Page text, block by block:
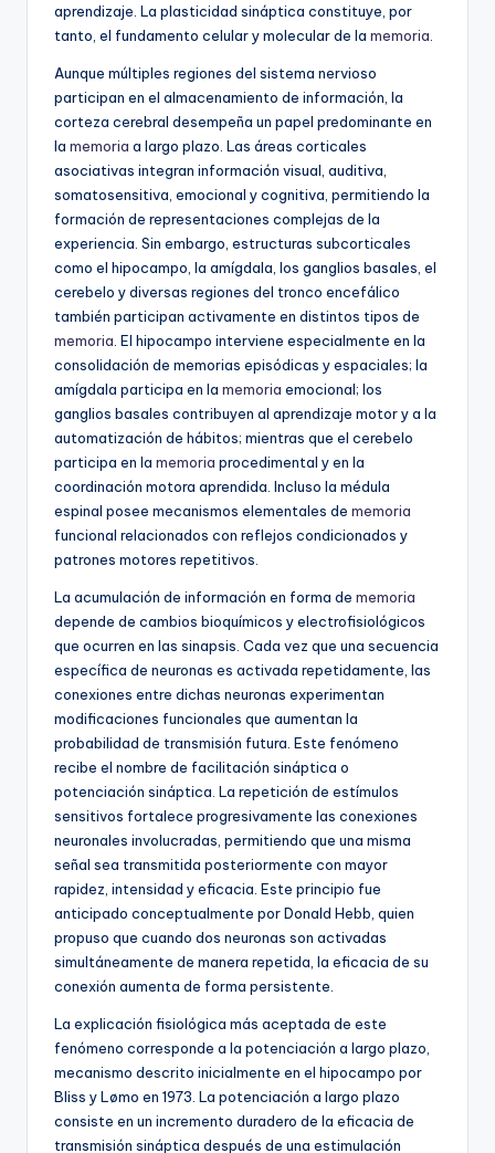
aprendizaje. La plasticidad sináptica constituye, por
tanto, el fundamento celular y molecular de la memoria
Aunque múltiples regiones del sistema nervioso
participan en el almacenamiento de información, la
corteza cerebral desempeña un papel predominante en
la memoria a largo plazo. Las áreas corticales
asociativas integran información visual, auditiva,
somatosensitiva, emocional y cognitiva, permitiendo la
formación de representaciones complejas de la
experiencia. Sin embargo, estructuras subcorticales
como el hipocampo, la amígdala, los ganglios basales, el
cerebelo y diversas regiones del tronco encefálico
también participan activamente en distintos tipos de
memoria . El hipocampo interviene especialmente en la
consolidación de memorias episódicas y espaciales; la
amígdala participa en la memoria emocional; los
ganglios basales contribuyen al aprendizaje motor y a la
automatización de hábitos; mientras que el cerebelo
participa en la memoria procedimental y en la
coordinación motora aprendida. Incluso la médula
espinal posee mecanismos elementales de memoria
funcional relacionados con reflejos condicionados y
patrones motores repetitivos.
La acumulación de información en forma de memoria
depende de cambios bioquímicos y electrofisiológicos
que ocurren en las sinapsis. Cada vez que una secuencia
específica de neuronas es activada repetidamente, las
conexiones entre dichas neuronas experimentan
modificaciones funcionales que aumentan la
probabilidad de transmisión futura. Este fenómeno
recibe el nombre de facilitación sináptica o
potenciación sináptica. La repetición de estímulos
sensitivos fortalece progresivamente las conexiones
neuronales involucradas, permitiendo que una misma
señal sea transmitida posteriormente con mayor
rapidez, intensidad y eficacia. Este principio fue
anticipado conceptualmente por Donald Hebb, quien
propuso que cuando dos neuronas son activadas
simultáneamente de manera repetida, la eficacia de su
conexión aumenta de forma persistente.
La explicación fisiológica más aceptada de este
fenómeno corresponde a la potenciación a largo plazo,
mecanismo descrito inicialmente en el hipocampo por
Bliss y Lømo en 1973. La potenciación a largo plazo
consiste en un incremento duradero de la eficacia de
transmisión sináptica después de una estimulación